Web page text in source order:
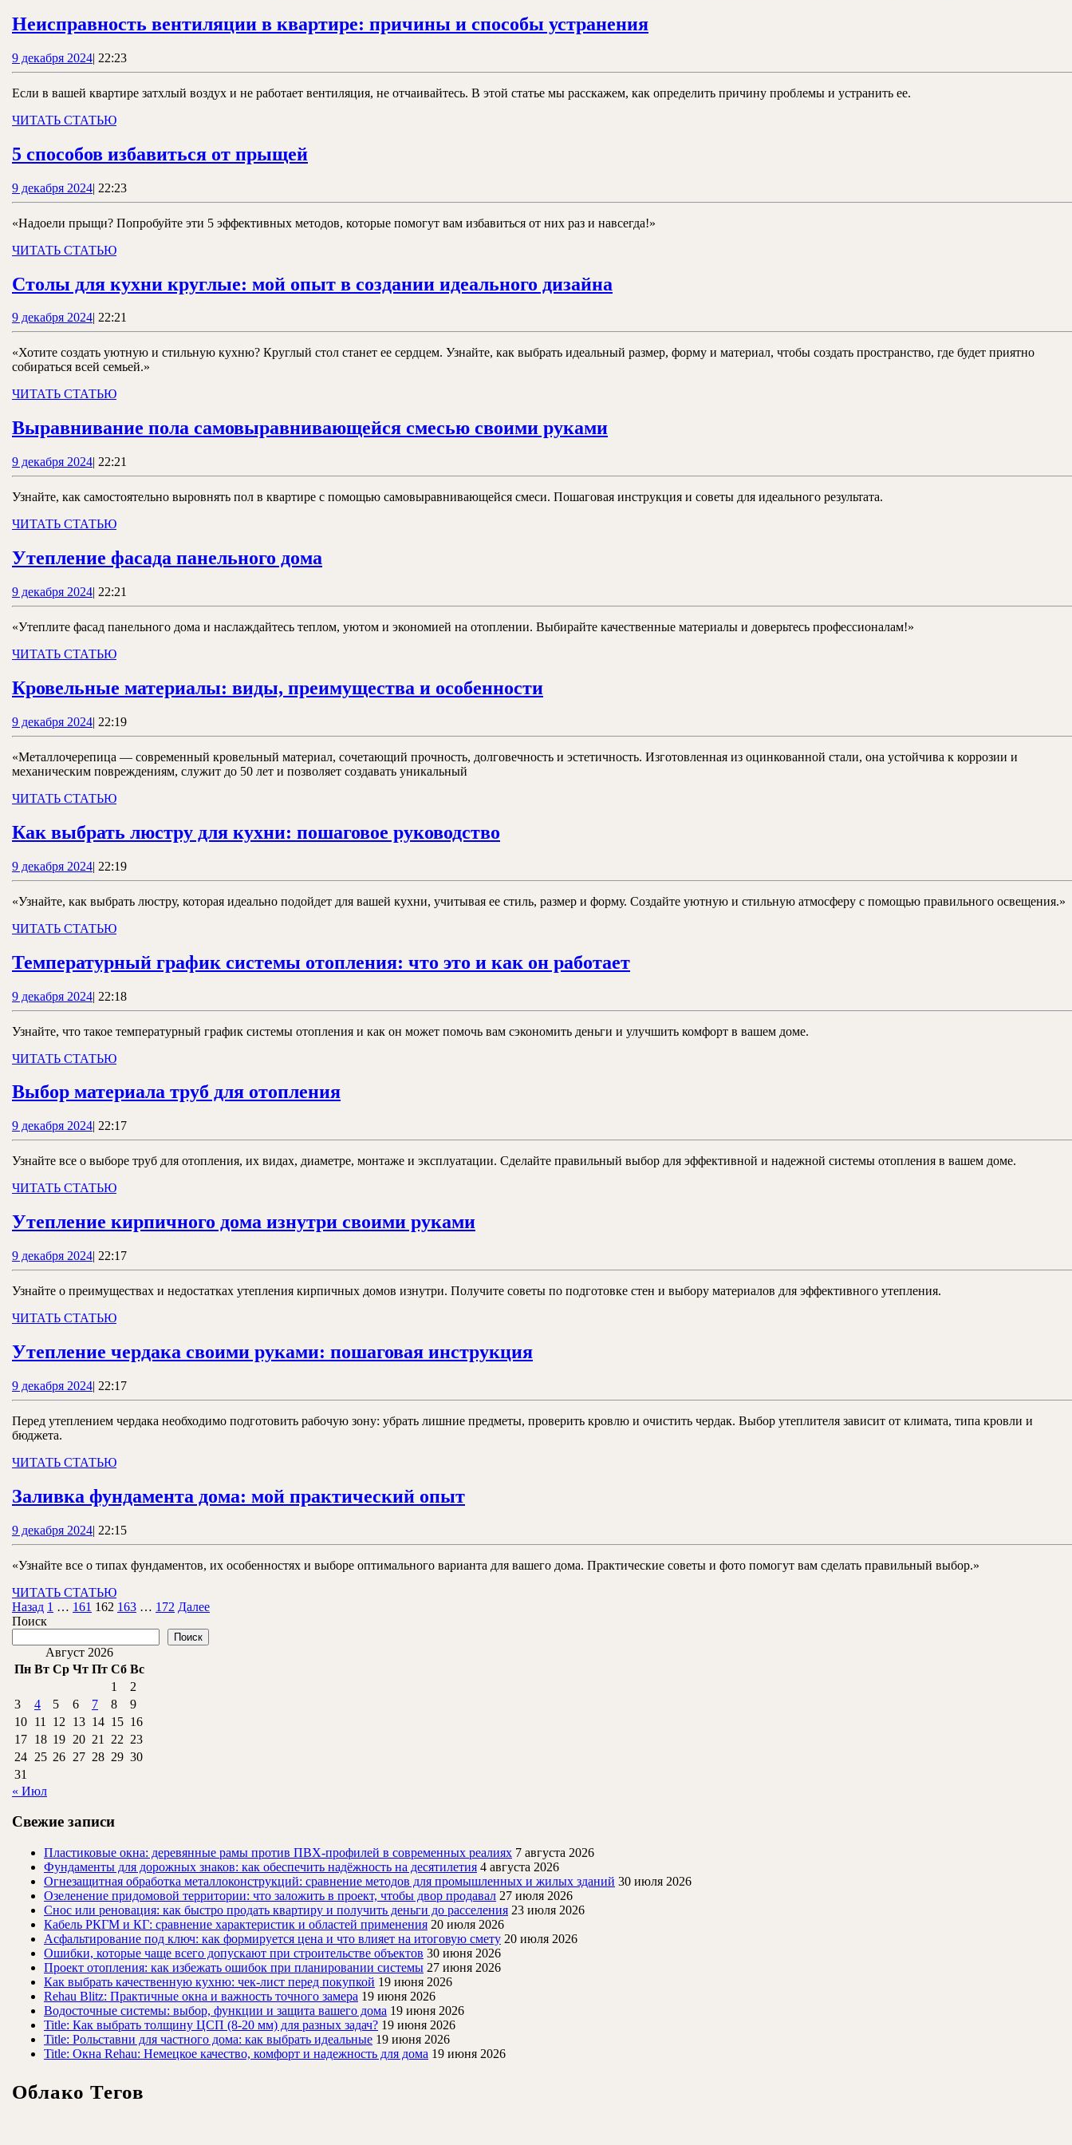
Неисправность вентиляции в квартире: причины и способы устраненияНеисправность
квартире:
9 декабря 20249
декабря
| 22:23
Если в вашей квартире затхлый воздух и не работает вентиляция, не отчаивайтесь. В этой статье мы расскажем, как определить причину проблемы и устранить ее.
ЧИТАТЬ СТАТЬЮЧИТАТЬ
5 способов избавиться от прыщей5
от
9 декабря 20249
декабря
2024
| 22:23
«Надоели прыщи? Попробуйте эти 5 эффективных методов, которые помогут вам избавиться от них раз и навсегда!»
ЧИТАТЬ СТАТЬЮЧИТАТЬ
Столы для кухни круглые: мой опыт в создании идеального дизайна
кухни
круглые:
дизайна
9 декабря 20249
декабря
| 22:21
«Хотите создать уютную и стильную кухню? Круглый стол станет ее сердцем. Узнайте, как выбрать идеальный размер, форму и материал, чтобы создать пространство, где будет приятно
собираться всей семьей.»
ЧИТАТЬ СТАТЬЮЧИТАТЬ
Выравнивание пола самовыравнивающейся смесью своими рукамиВыравнивание
самовыравнивающейся
смесью
9 декабря 20249
декабря
| 22:21
Узнайте, как самостоятельно выровнять пол в квартире с помощью самовыравнивающейся смеси. Пошаговая инструкция и советы для идеального результата.
ЧИТАТЬ СТАТЬЮЧИТАТЬ
Утепление фасада панельного дома
дома
9 декабря 20249
декабря
| 22:21
«Утеплите фасад панельного дома и наслаждайтесь теплом, уютом и экономией на отоплении. Выбирайте качественные материалы и доверьтесь профессионалам!»
ЧИТАТЬ СТАТЬЮЧИТАТЬ
Кровельные материалы: виды, преимущества и особенностиКровельные
преимущества
9 декабря 20249
декабря
| 22:19
«Металлочерепица — современный кровельный материал, сочетающий прочность, долговечность и эстетичность. Изготовленная из оцинкованной стали, она устойчива к коррозии и
механическим повреждениям, служит до 50 лет и позволяет создавать уникальный
ЧИТАТЬ СТАТЬЮЧИТАТЬ
Как выбрать люстру для кухни: пошаговое руководство
для
руководство
9 декабря 20249
декабря
2024
| 22:19
«Узнайте, как выбрать люстру, которая идеально подойдет для вашей кухни, учитывая ее стиль, размер и форму. Создайте уютную и стильную атмосферу с помощью правильного освещения.»
ЧИТАТЬ СТАТЬЮЧИТАТЬ
Температурный график системы отопления: что это и как он работаетТемпературный
отопления:
работает
9 декабря 20249
декабря
| 22:18
Узнайте, что такое температурный график системы отопления и как он может помочь вам сэкономить деньги и улучшить комфорт в вашем доме.
ЧИТАТЬ СТАТЬЮЧИТАТЬ
Выбор материала труб для отопленияВыбор
труб
для
9 декабря 20249
декабря
2024
| 22:17
Узнайте все о выборе труб для отопления, их видах, диаметре, монтаже и эксплуатации. Сделайте правильный выбор для эффективной и надежной системы отопления в вашем доме.
ЧИТАТЬ СТАТЬЮЧИТАТЬ
Утепление кирпичного дома изнутри своими рукамиУтепление
дома
изнутри
9 декабря 20249
декабря
| 22:17
Узнайте о преимуществах и недостатках утепления кирпичных домов изнутри. Получите советы по подготовке стен и выбору материалов для эффективного утепления.
ЧИТАТЬ СТАТЬЮЧИТАТЬ
Утепление чердака своими руками: пошаговая инструкцияУтепление
руками:
9 декабря 20249
декабря
| 22:17
Перед утеплением чердака необходимо подготовить рабочую зону: убрать лишние предметы, проверить кровлю и очистить чердак. Выбор утеплителя зависит от климата, типа кровли и
бюджета.
ЧИТАТЬ СТАТЬЮЧИТАТЬ
Заливка фундамента дома: мой практический опытЗаливка
мой
9 декабря 20249
декабря
| 22:15
«Узнайте все о типах фундаментов, их особенностях и выборе оптимального варианта для вашего дома. Практические советы и фото помогут вам сделать правильный выбор.»
ЧИТАТЬ СТАТЬЮЧИТАТЬ
СТАТЬЮ
Пагинация
записей
Назад 1 … 161 162 163 … 172 Далее
Поиск
Поиск
Август 2026
Пн Вт Ср Чт Пт Сб Вс
1
2
3
4 5 6 7 8
9
10 11 12 13 14 15 16
17 18 19 20 21 22 23
24 25 26 27 28 29 30
31
« Июл
Свежие записи
Пластиковые окна: деревянные рамы против ПВХ-профилей в современных реалиях 7 августа 2026
Фундаменты для дорожных знаков: как обеспечить надёжность на десятилетия 4 августа 2026
Огнезащитная обработка металлоконструкций: сравнение методов для промышленных и жилых зданий 30 июля 2026
Озеленение придомовой территории: что заложить в проект, чтобы двор продавал 27 июля 2026
Снос или реновация: как быстро продать квартиру и получить деньги до расселения 23 июля 2026
Кабель РКГМ и КГ: сравнение характеристик и областей применения 20 июля 2026
Асфальтирование под ключ: как формируется цена и что влияет на итоговую смету 20 июля 2026
Ошибки, которые чаще всего допускают при строительстве объектов 30 июня 2026
Проект отопления: как избежать ошибок при планировании системы 27 июня 2026
Как выбрать качественную кухню: чек-лист перед покупкой 19 июня 2026
Rehau Blitz: Практичные окна и важность точного замера 19 июня 2026
Водосточные системы: выбор, функции и защита вашего дома 19 июня 2026
Title: Как выбрать толщину ЦСП (8-20 мм) для разных задач? 19 июня 2026
Title: Рольставни для частного дома: как выбрать идеальные 19 июня 2026
Title: Окна Rehau: Немецкое качество, комфорт и надежность для дома 19 июня 2026
Облако Тегов